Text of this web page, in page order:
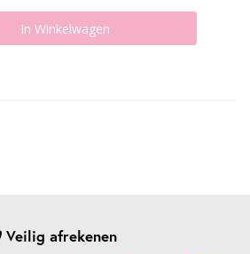
In Winkelwagen
Veilig afrekenen